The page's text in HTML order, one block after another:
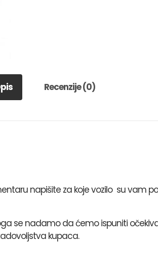
Recenzije (0)
napišite za koje vozilo su vam
se nadamo da ćemo ispuniti
kupaca.